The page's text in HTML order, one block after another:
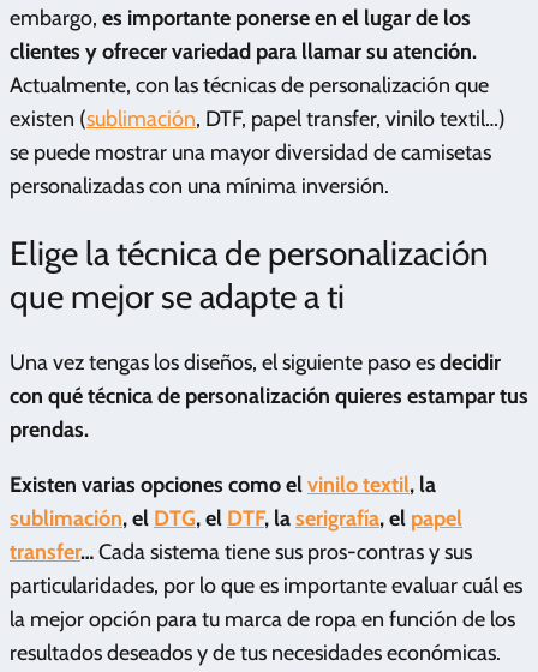
embargo, es importante ponerse en el lugar de los
clientes y ofrecer variedad para llamar su atención.
Actualmente, con las técnicas de personalización que
existen (sublimación, DTF, papel transfer, vinilo textil…)
se puede mostrar una mayor diversidad de camisetas
personalizadas con una mínima inversión.
Elige la técnica de personalización
que mejor se adapte a ti
Una vez tengas los diseños, el siguiente paso esdecidir
con qué técnica de personalización quieres estampar tus
prendas.
Existen varias opciones como elvinilo textil, la
sublimación, el DTG, el DTF, laserigrafía, el papel
transfer…Cada sistema tiene sus pros-contras y sus
particularidades, por lo que es importante evaluar cuál es
la mejor opción para tu marca de ropa en función de los
resultados deseados y de tus necesidades económicas.